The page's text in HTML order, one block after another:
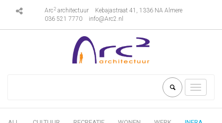
Arc 2architectuur
Kebajastraat 41, 1336 NA Almere
036 521 7770
info@Arc2.nl
Toggle